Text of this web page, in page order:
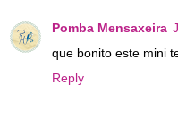
Pomba Mensaxeira
que bonito este mini
Reply